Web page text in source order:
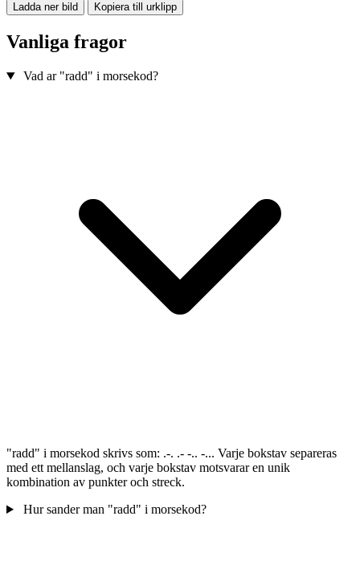
Ladda ner bild Kopiera till urklipp
Vanliga fragor
Vad ar "radd" i morsekod?
"radd" i morsekod skrivs som: .-. .- -.. -... Varje bokstav separeras
med ett mellanslag, och varje bokstav motsvarar en unik
kombination av punkter och streck.
Hur sander man "radd" i morsekod?